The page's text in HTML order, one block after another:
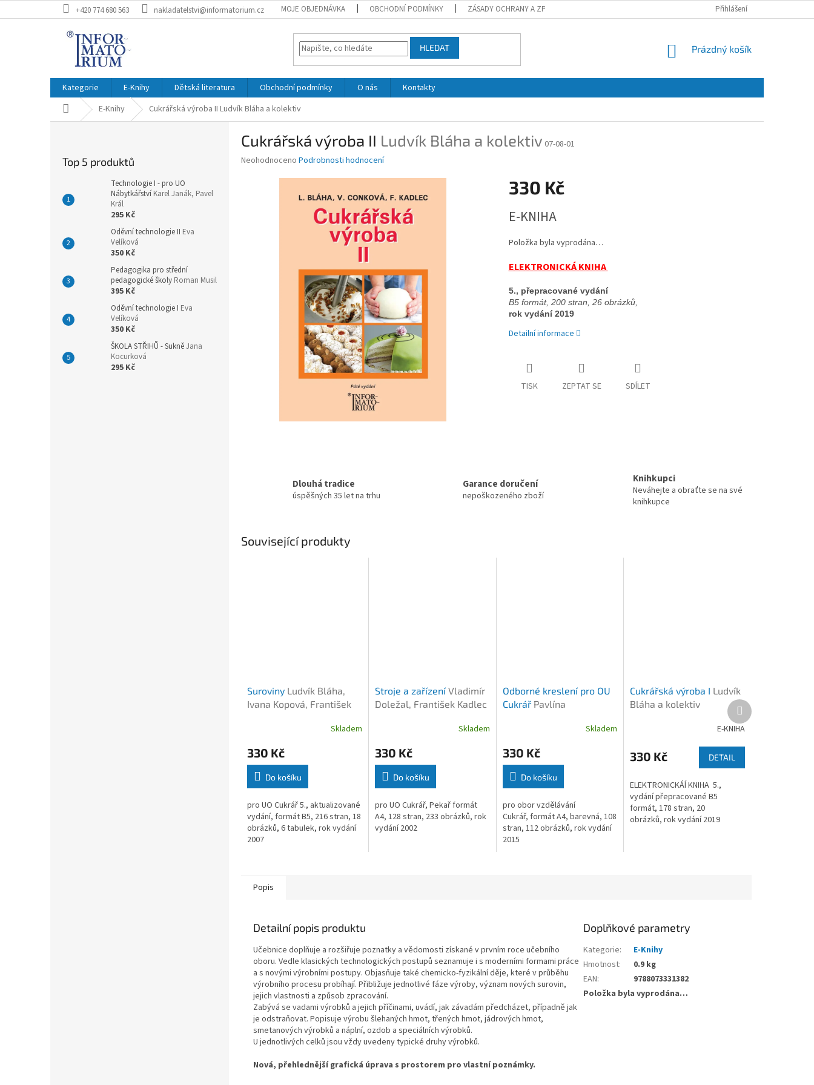
na
+420 774 680 563 nakladatelstvi@informatorium.cz MOJE OBJEDNÁVKA OBCHODNÍ PODMÍNKY ZÁSADY OCHRANY A ZPRACOVÁNÍ OSOBNÍCH ÚDAJŮ A JEJICH POUŽÍVÁNÍ O NÁS
Přihlášení
HLEDAT
NÁKUPNÍ
Prázdný košík
Kategorie E-Knihy Dětská literatura Obchodní podmínky O nás
Kontakty
Domů E-Knihy Cukrářská výroba II Ludvík Bláha a kolektiv
Top 5 produktů
Technologie I - pro UO
Nábytkářství Karel Janák, Pavel
Král
295 Kč
Oděvní technologie II Eva
Velíková
350 Kč
Pedagogika pro střední
pedagogické školy Roman Musil
395 Kč
Oděvní technologie I Eva
Velíková
350 Kč
ŠKOLA STŘIHŮ - SukněJana
Kocurková
295 Kč
Cukrářská výroba II Ludvík Bláha a kolektiv 07-08-01
Průměrné
Neohodnoceno Podrobnosti hodnocení
330 Kč
cena:
E-KNIHA
Položka byla vyprodána…
ELEKTRONICKÁ KNIHA
5., přepracované vydání
B5 formát, 200 stran, 26 obrázků,
rok vydání 2019
Detailní informace
TISK ZEPTAT SE SDÍLET
Dlouhá tradice
úspěšných 35 let na trhu
Garance doručení
nepoškozeného zboží
Knihkupci
Neváhejte a obraťte se na své
knihkupce
Související produkty
Suroviny Ludvík Bláha,
Ivana Kopová, František
Skladem
330 Kč
Do košíku
pro UO Cukrář 5., aktualizované
vydání, formát B5, 216 stran, 18
obrázků, 6 tabulek, rok vydání
2007
Stroje a zařízeníVladimír
Doležal, František Kadlec
Skladem
330 Kč
Do košíku
pro UO Cukrář, Pekař formát
A4, 128 stran, 233 obrázků, rok
vydání 2002
Odborné kreslení pro OU
Cukrář Pavlína
Skladem
330 Kč
Do košíku
pro obor vzdělávání
Cukrář, formát A4, barevná, 108
stran, 112 obrázků, rok vydání
2015
Cukrářská výroba I Ludvík
Bláha a kolektiv
E-KNIHA
330 Kč DETAIL
ELEKTRONICKÁÍ KNIHA 5.,
vydání přepracované B5
formát, 178 stran, 20
obrázků, rok vydání 2019
Další
produkt
Popis
Detailní popis produktu
Učebnice doplňuje a rozšiřuje poznatky a vědomosti získané v prvním roce učebního
oboru. Vedle klasických technologických postupů seznamuje i s moderními formami práce
a s novými výrobními postupy. Objasňuje také chemicko-fyzikální děje, které v průběhu
výrobního procesu probíhají. Přibližuje jednotlivé fáze výroby, význam nových surovin,
jejich vlastnosti a způsob zpracování.
Zabývá se vadami výrobků a jejich příčinami, uvádí, jak závadám předcházet, případně jak
je odstraňovat. Popisuje výrobu šlehaných hmot, třených hmot, jádrových hmot,
smetanových výrobků a náplní, ozdob a speciálních výrobků.
U jednotlivých celků jsou vždy uvedeny typické druhy výrobků.
Nová, přehlednější grafická úprava s prostorem pro vlastní poznámky.
Doplňkové parametry
Kategorie:
E-Knihy
Hmotnost:
0.9 kg
EAN:
9788073331382
Položka byla vyprodána…